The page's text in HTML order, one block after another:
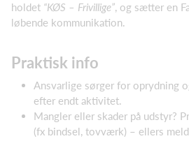
holdet “KØS – Frivillige”, og sætter en
løbende kommunikation.
Praktisk info
Ansvarlige sørger for oprydning
efter endt aktivitet.
Mangler eller skader på udstyr?
(fx bindsel, tovværk) – ellers